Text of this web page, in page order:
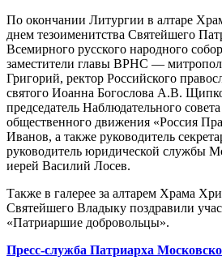
По окончании Литургии в алтаре
днем тезоименитства Святейшего
Всемирного русского народного
заместители главы ВРНС —
Григорий, ректор Российского
святого Иоанна Богослова А.В.
председатель Наблюдательного
общественного движения «Россия
Иванов, а также руководитель
руководитель юридической службы
иерей Василий Лосев.
Также в галерее за алтарем Храма
Святейшего Владыку поздравили
«Патриаршие добровольцы».
Пресс-служба Патриарха